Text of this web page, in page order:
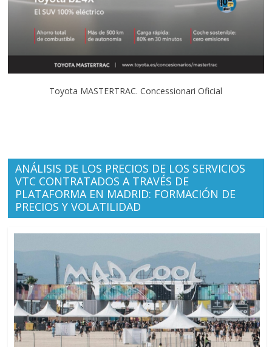
Toyota MASTERTRAC. Concessionari Oficial
ANÁLISIS DE LOS PRECIOS DE LOS SERVICIOS
VTC CONTRATADOS A TRAVÉS DE
PLATAFORMA EN MADRID: FORMACIÓN DE
PRECIOS Y VOLATILIDAD